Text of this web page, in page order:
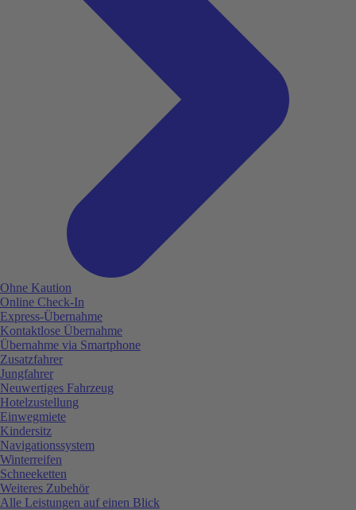
Ohne Kaution
Online Check-In
Express-Übernahme
Kontaktlose Übernahme
Übernahme via Smartphone
Zusatzfahrer
Jungfahrer
Neuwertiges Fahrzeug
Hotelzustellung
Einwegmiete
Kindersitz
Navigationssystem
Winterreifen
Schneeketten
Weiteres Zubehör
Alle Leistungen auf einen Blick